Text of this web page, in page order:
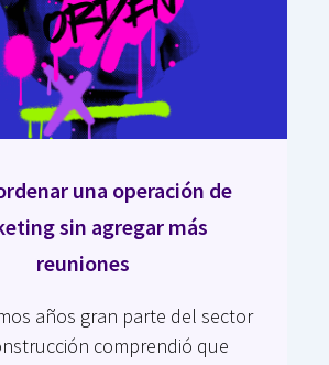
una operación de
sin agregar más
reuniones
años gran parte del sector
comprendió que